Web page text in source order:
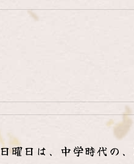
日曜日は、中学時代の